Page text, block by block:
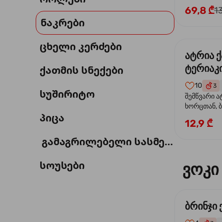
ნაკრები
ცხელი კერძები
ქათმის სნექები
სუშირიტო
პიცა
გამაგრილებელი სასმელი
სოუსები
69,8 ₾
ატრია
10 3
შემწვარი
ხორცთან,
და
12,9 ₾
ვოკი
ბრინჯი